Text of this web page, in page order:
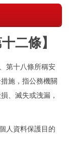
二條】
第十八條所稱安
施，指公務機關
、滅失或洩漏，
人資料保護目的